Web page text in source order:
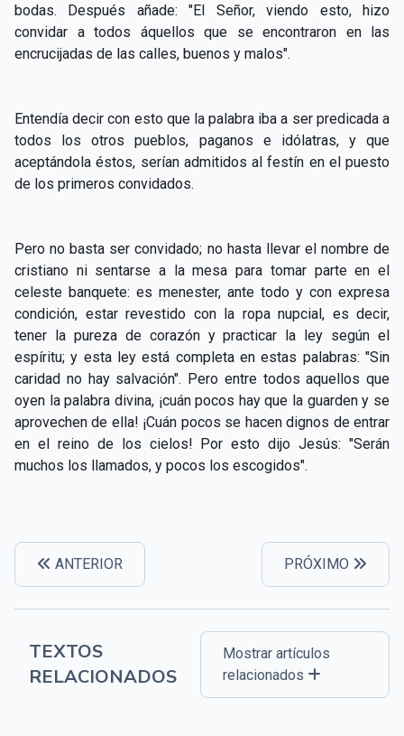
bodas. Después añade: "El Señor, viendo esto, hizo
convidar a todos áquellos que se encontraron en las
encrucijadas de las calles, buenos y malos".
Entendía decir con esto que la palabra iba a ser predicada a
todos los otros pueblos, paganos e idólatras, y que
aceptándola éstos, serían admitidos al festín en el puesto
de los primeros convidados.
Pero no basta ser convidado; no hasta llevar el nombre de
cristiano ni sentarse a la mesa para tomar parte en el
celeste banquete: es menester, ante todo y con expresa
condición, estar revestido con la ropa nupcial, es decir,
tener la pureza de corazón y practicar la ley según el
espíritu; y esta ley está completa en estas palabras: "Sin
caridad no hay salvación". Pero entre todos aquellos que
oyen la palabra divina, ¡cuán pocos hay que la guarden y se
aprovechen de ella! ¡Cuán pocos se hacen dignos de entrar
en el reino de los cielos! Por esto dijo Jesús: "Serán
muchos los llamados, y pocos los escogidos".
ANTERIOR PRÓXIMO
TEXTOS
RELACIONADOS
Mostrar artículos
relacionados